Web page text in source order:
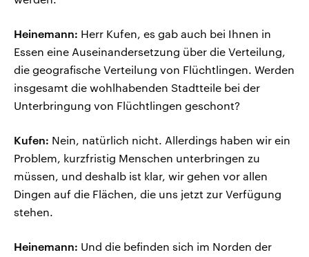
Heinemann: Herr Kufen, es gab auch bei Ihnen in
Essen eine Auseinandersetzung über die Verteilung,
die geografische Verteilung von Flüchtlingen. Werden
insgesamt die wohlhabenden Stadtteile bei der
Unterbringung von Flüchtlingen geschont?
Kufen: Nein, natürlich nicht. Allerdings haben wir ein
Problem, kurzfristig Menschen unterbringen zu
müssen, und deshalb ist klar, wir gehen vor allen
Dingen auf die Flächen, die uns jetzt zur Verfügung
stehen.
Heinemann: Und die befinden sich im Norden der